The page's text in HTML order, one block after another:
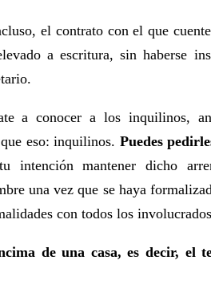
el contrato con el que
a escritura, sin haberse
a conocer a los inquilinos,
eso: inquilinos. Puedes
mantener dicho
una vez que se haya
con todos los
de una casa, es decir, el